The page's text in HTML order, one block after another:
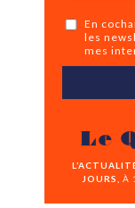
En
les
mes
Le
JOURS,
À